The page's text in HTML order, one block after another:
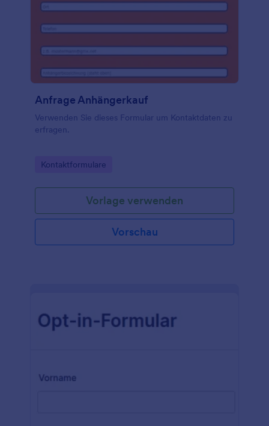
Anfrage Anhängerkauf
Verwenden Sie dieses Formular um Kontaktdaten zu
erfragen.
Go to Category:
Kontaktformulare
Vorlage verwenden
Vorschau